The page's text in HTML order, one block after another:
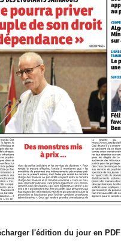
l'édition du jour en PDF